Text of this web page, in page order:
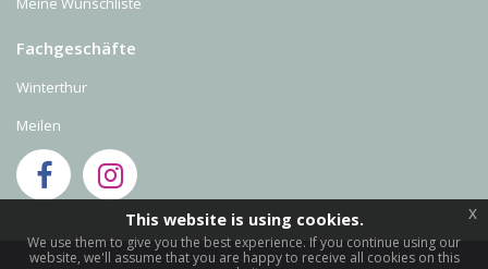
Fachgeschäfte
Winterthur
Meilen
This website is using cookies.
We use them to give you the best experience. If you continue using our
website, we'll assume that you are happy to receive all cookies on this
x